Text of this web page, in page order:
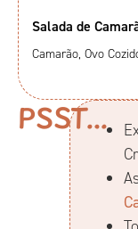
Salada de
Camarão, Ovo
PSST...